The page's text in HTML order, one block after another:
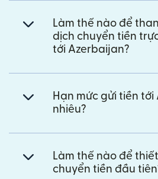
Làm thế nào để
dịch chuyển tiền
tới Azerbaijan?
Hạn mức gửi tiền
nhiêu?
Làm thế nào để
chuyển tiền đầu